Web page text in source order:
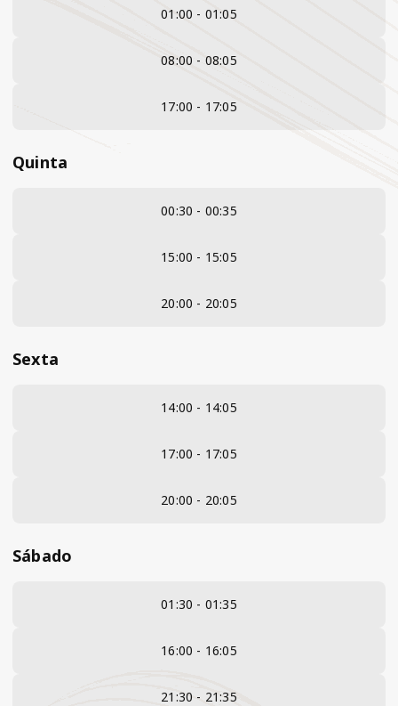
01:00 - 01:05
08:00 - 08:05
17:00 - 17:05
Quinta
00:30 - 00:35
15:00 - 15:05
20:00 - 20:05
Sexta
14:00 - 14:05
17:00 - 17:05
20:00 - 20:05
Sábado
01:30 - 01:35
16:00 - 16:05
21:30 - 21:35